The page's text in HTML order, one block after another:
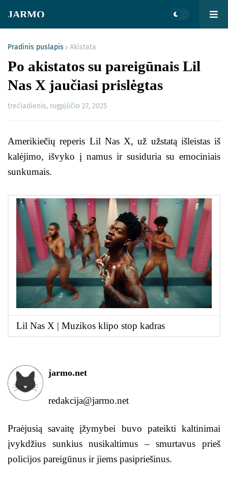
JARMO
Pradinis puslapis Akistata
Po akistatos su pareigūnais Lil
Nas X jaučiasi prislėgtas
trečiadienis, rugpjūčio 27, 2025
Amerikiečių reperis Lil Nas X, už užstatą išleistas iš
kalėjimo, išvyko į namus ir susiduria su emociniais
sunkumais.
Lil Nas X | Muzikos klipo stop kadras
jarmo.net
redakcija@jarmo.net
Praėjusią savaitę įžymybei buvo pateikti kaltinimai
įvykdžius sunkius nusikaltimus – smurtavus prieš
policijos pareigūnus ir jiems pasipriešinus.